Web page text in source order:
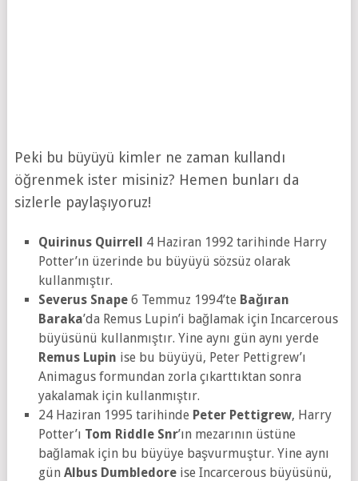
Peki bu büyüyü kimler ne zaman kullandı
öğrenmek ister misiniz? Hemen bunları da
sizlerle paylaşıyoruz!
Quirinus Quirrell 4 Haziran 1992 tarihinde Harry
Potter’ın üzerinde bu büyüyü sözsüz olarak
kullanmıştır.
Severus Snape6 Temmuz 1994’te Bağıran
Baraka’da Remus Lupin’i bağlamak için Incarcerous
büyüsünü kullanmıştır. Yine aynı gün aynı yerde
Remus Lupin ise bu büyüyü, Peter Pettigrew’ı
Animagus formundan zorla çıkarttıktan sonra
yakalamak için kullanmıştır.
24 Haziran 1995 tarihinde Peter Pettigrew, Harry
Potter’ı Tom Riddle Snr’ın mezarının üstüne
bağlamak için bu büyüye başvurmuştur. Yine aynı
gün Albus Dumbledoreise Incarcerous büyüsünü,